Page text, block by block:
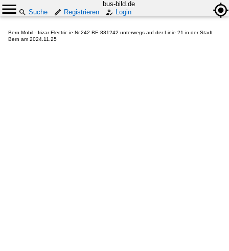
bus-bild.de
Suche
Registrieren Login
Bern Mobil - Irizar Electric ie Nr.242 BE 881242 unterwegs auf der Linie 21 in der Stadt
Bern am 2024.11.25